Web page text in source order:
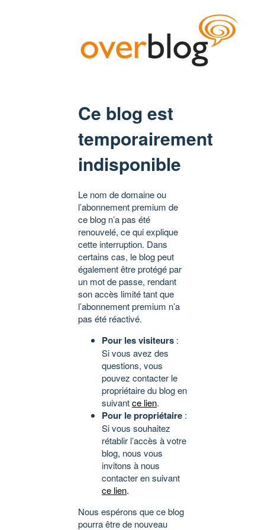
Ce blog est
temporairement
indisponible
Le nom de domaine ou
l’abonnement premium de
ce blog n’a pas été
renouvelé, ce qui explique
cette interruption. Dans
certains cas, le blog peut
également être protégé par
un mot de passe, rendant
son accès limité tant que
l’abonnement premium n’a
pas été réactivé.
Pour les visiteurs :
Si vous avez des
questions, vous
pouvez contacter le
propriétaire du blog en
suivantce lien.
Pour le propriétaire :
Si vous souhaitez
rétablir l’accès à votre
blog, nous vous
invitons à nous
contacter en suivant
ce lien.
Nous espérons que ce blog
pourra être de nouveau